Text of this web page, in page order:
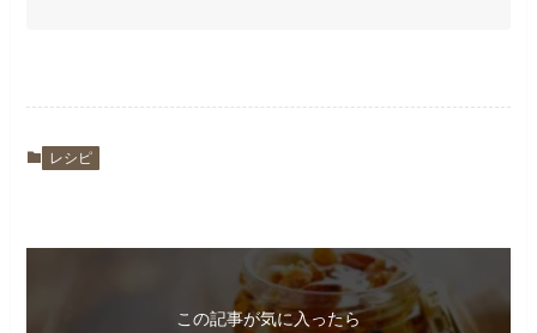
レシピ
この記事が気に入ったら